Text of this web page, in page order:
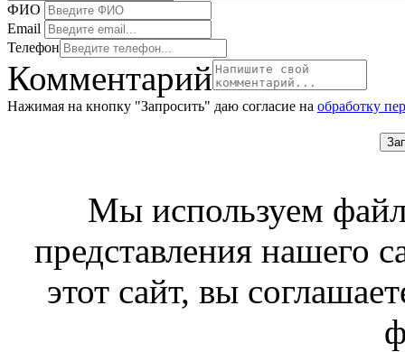
ФИО
Email
Телефон
Комментарий
Нажимая на кнопку "Запросить" даю согласие на обработку
Мы используем
представления нашего
этот сайт, вы